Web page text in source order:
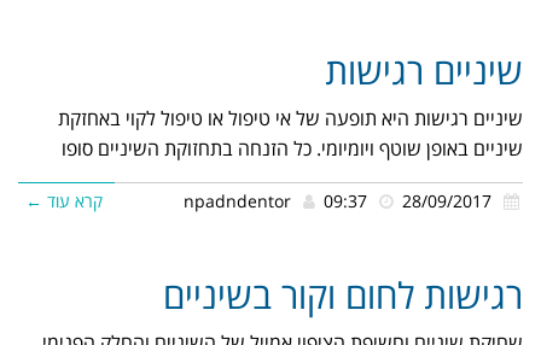
שיניים רגישות
שיניים רגישות היא תופעה של אי טיפול או טיפול לקוי באחזקת
שיניים באופן שוטף ויומיומי. כל הזנחה בתחזוקת השיניים סופו
npadndentor קרא עוד ←
רגישות לחום וקור בשיניים